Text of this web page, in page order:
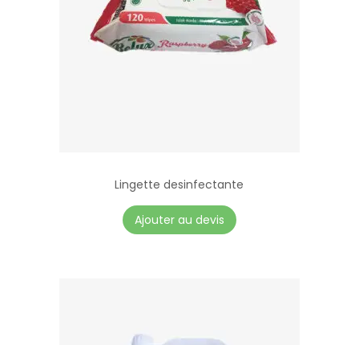
Lingette desinfectante
Ajouter au devis